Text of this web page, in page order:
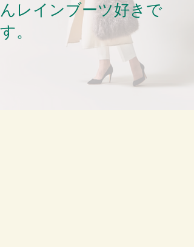
んレインブーツ好きで
す。